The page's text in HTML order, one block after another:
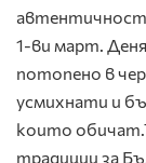
автентичност
1-ви март.
потопено в
усмихнати и
които
традиции за